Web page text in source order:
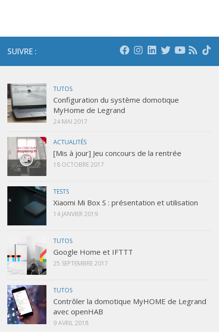
SUIVRE :
TUTOS
Configuration du système domotique
MyHome de Legrand
24 MAI 2017
ACTUALITÉS
[Mis à jour] Jeu concours de la rentrée
18 OCTOBRE 2017
TESTS
Xiaomi Mi Box S : présentation et utilisation
14 JANVIER 2019
TUTOS
Google Home et IFTTT
25 SEPTEMBRE 2017
TUTOS
Contrôler la domotique MyHOME de Legrand
avec openHAB
9 AVRIL 2018